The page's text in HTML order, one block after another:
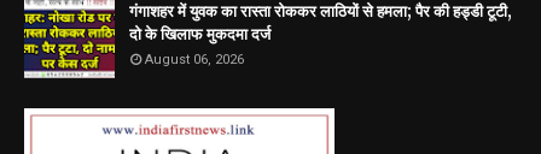
गंगाशहर में युवक का रास्ता रोककर लाठियों से हमला; पैर की हड्डी टूटी,
दो के खिलाफ मुकदमा दर्ज
August 06, 2026